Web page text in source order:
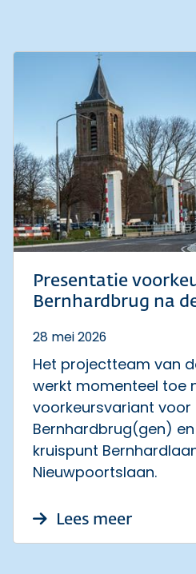
Presentatie
Bernhardbrug na
28 mei 2026
Het projectteam van
werkt momenteel toe
voorkeursvariant voor
Bernhardbrug(gen)
kruispunt
Nieuwpoortslaan.
Lees meerover